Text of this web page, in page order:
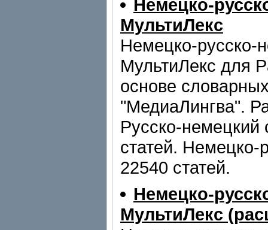
Немецко-
МультиЛекс
Немецко-русско-
МультиЛекс для
основе
"МедиаЛингва".
Русско-немецкий
статей. Немецко-
22540 статей.
Немецко-
МультиЛекс